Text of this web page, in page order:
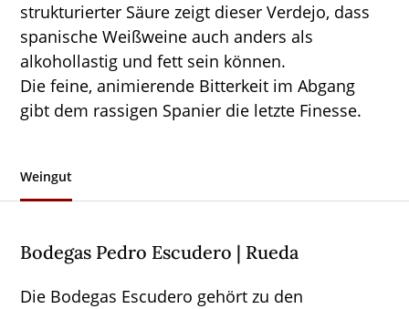
strukturierter Säure zeigt dieser Verdejo, dass
spanische Weißweine auch anders als
alkohollastig und fett sein können.
Die feine, animierende Bitterkeit im Abgang
gibt dem rassigen Spanier die letzte Finesse.
Weingut
Bodegas Pedro Escudero | Rueda
Die Bodegas Escudero gehört zu den